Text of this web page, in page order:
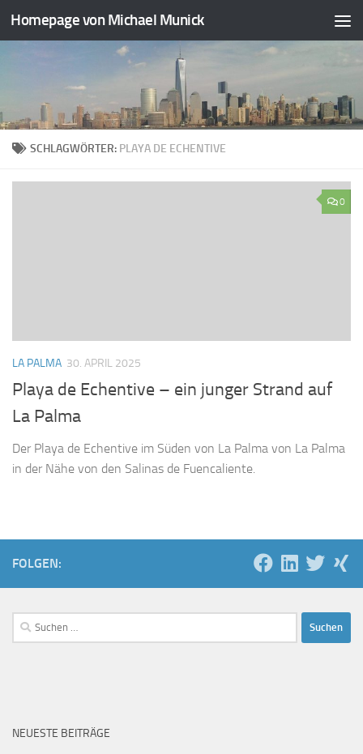
Zum Inhalt springen
Homepage von Michael Munick
SCHLAGWÖRTER: PLAYA DE ECHENTIVE
0
LA PALMA 30. APRIL 2025
Playa de Echentive – ein junger Strand auf
La Palma
Der Playa de Echentive im Süden von La Palma von La Palma
in der Nähe von den Salinas de Fuencaliente.
FOLGEN:
Suchen
nach:
NEUESTE BEITRÄGE